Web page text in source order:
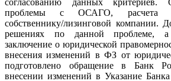
проблемы с ОСАГО, расчета
собственнику/лизинговой компании.
решениях по данной проблеме,
заключение о юридической
внесения изменений в ФЗ от
подготовлено обращение в Банк
внесении изменений в Указание